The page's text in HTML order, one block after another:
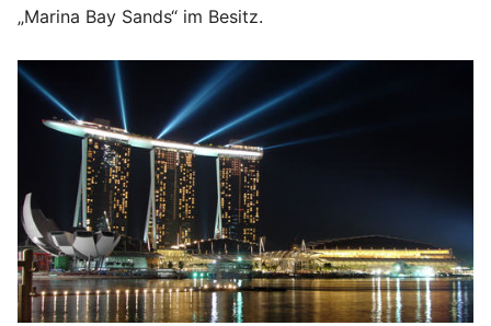
„Marina Bay Sands“ im Besitz.